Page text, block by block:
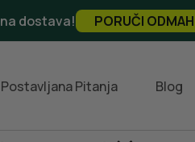
dostava! PORUČI ODMAH
Pitanja Blog